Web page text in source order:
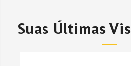
Suas Últimas